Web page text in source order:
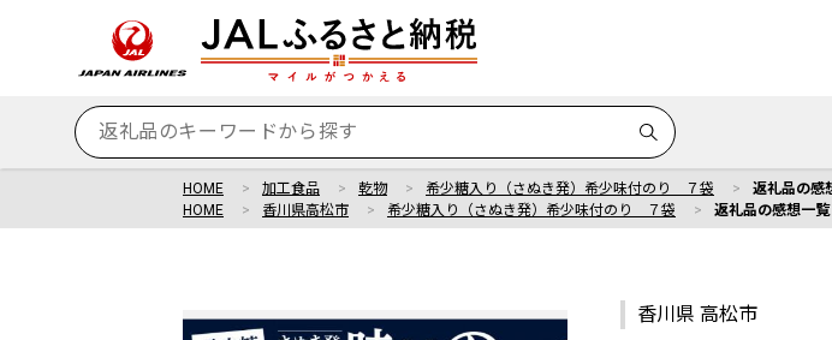
HOME 加工食品 乾物 希少糖入り（さぬき発）希少味付のり ７袋
返礼品の感
HOME
香川県高松市 希少糖入り（さぬき発）希少味付のり ７袋 返礼品の感想一覧
香川県 高松市